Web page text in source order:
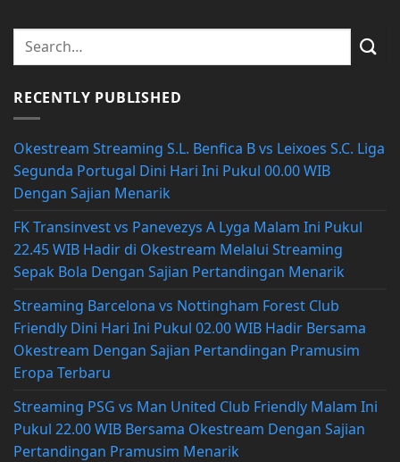
RECENTLY PUBLISHED
Okestream Streaming S.L. Benfica B vs Leixoes S.C. Liga
Segunda Portugal Dini Hari Ini Pukul 00.00 WIB
Dengan Sajian Menarik
FK Transinvest vs Panevezys A Lyga Malam Ini Pukul
22.45 WIB Hadir di Okestream Melalui Streaming
Sepak Bola Dengan Sajian Pertandingan Menarik
Streaming Barcelona vs Nottingham Forest Club
Friendly Dini Hari Ini Pukul 02.00 WIB Hadir Bersama
Okestream Dengan Sajian Pertandingan Pramusim
Eropa Terbaru
Streaming PSG vs Man United Club Friendly Malam Ini
Pukul 22.00 WIB Bersama Okestream Dengan Sajian
Pertandingan Pramusim Menarik